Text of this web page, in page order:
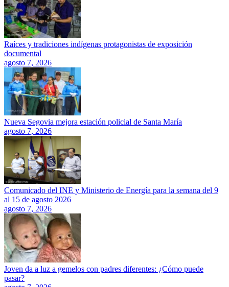
Raíces y tradiciones indígenas protagonistas de exposición
documental
agosto 7, 2026
Nueva Segovia mejora estación policial de Santa María
agosto 7, 2026
Comunicado del INE y Ministerio de Energía para la semana del 9
al 15 de agosto 2026
agosto 7, 2026
Joven da a luz a gemelos con padres diferentes: ¿Cómo puede
pasar?